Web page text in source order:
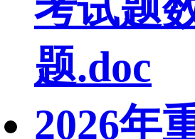
题.doc
2026年